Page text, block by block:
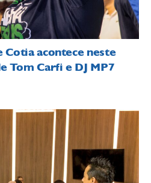
Cotia acontece neste
Tom Carfi e DJ MP7